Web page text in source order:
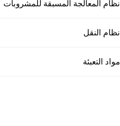
نظام المعالجة المسبقة للمشروبات
نظام النقل
مواد التعبئة